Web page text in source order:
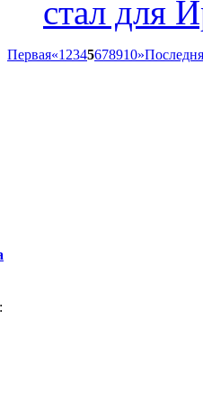
стал для
Первая«1 2345678910»